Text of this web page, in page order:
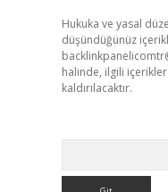
Hukuka ve yasal
düşündüğünüz
halinde, ilgili
kaldırılacaktır.